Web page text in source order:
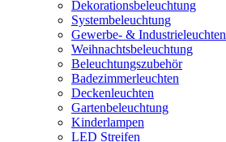
Dekorationsbeleuchtung
Systembeleuchtung
Gewerbe- & Industrieleuchten
Weihnachtsbeleuchtung
Beleuchtungszubehör
Badezimmerleuchten
Deckenleuchten
Gartenbeleuchtung
Kinderlampen
LED Streifen